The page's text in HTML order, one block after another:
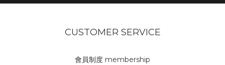
CUSTOMER SERVICE
會員制度 membership